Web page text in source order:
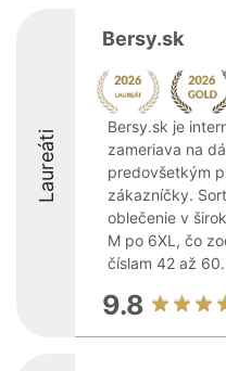
Laureáti
Bersy.sk
Bersy.sk je
zameriava na
predovšetkým
zákazníčky.
oblečenie v
M po 6XL, čo
číslam 42 až
9.8